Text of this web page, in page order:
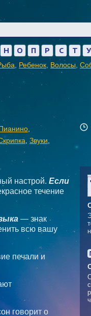
Н О П Р С Т У
Ребенок Волосы
Звуки
настрой. Если
течение
— знак
всю вашу
печали и
говорит о